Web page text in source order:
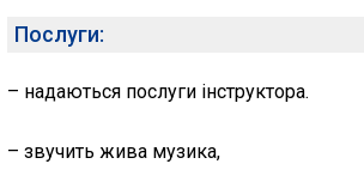
Послуги:
– надаються послуги інструктора.
– звучить жива музика,